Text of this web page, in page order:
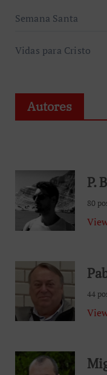
Semana Santa
Vidas para Cristo
Autores
P.
80
44